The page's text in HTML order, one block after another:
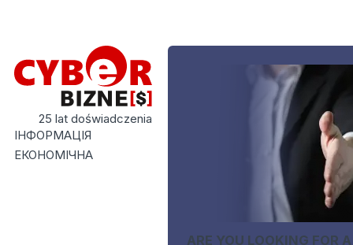
25 lat doświadczenia
ІНФОРМАЦІЯ
ЕКОНОМІЧНА
ARE YOU LOOKING FOR A